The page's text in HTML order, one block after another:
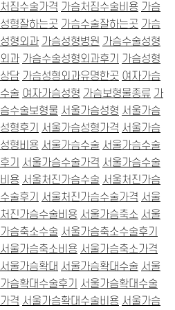
처짐수술가격 가슴처짐수술비용 가슴
성형잘하는곳 가슴수술잘하는곳 가슴
성형외과 가슴성형병원 가슴수술성형
외과 가슴수술성형외과후기
가슴성형
상담 가슴성형외과유명한곳 여자가슴
수술 여자가슴성형 가슴보형물종류 가
슴수술보형물 서울가슴성형 서울가슴
성형후기
서울가슴성형가격 서울가슴
성형비용 서울가슴수술 서울가슴수술
후기
서울가슴수술가격 서울가슴수술
비용 서울처진가슴수술 서울처진가슴
수술후기
서울처진가슴수술가격 서울
처진가슴수술비용 서울가슴축소 서울
가슴축소수술 서울가슴축소수술후기
서울가슴축소비용 서울가슴축소가격
서울가슴확대 서울가슴확대수술 서울
가슴확대수술후기
서울가슴확대수술
가격 서울가슴확대수술비용 서울가슴